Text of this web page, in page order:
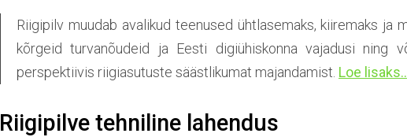
Riigipilv muudab avalikud teenused ühtlasemaks, kiiremaks ja
kõrgeid turvanõudeid ja Eesti digiühiskonna vajadusi ning
perspektiivis riigiasutuste säästlikumat majandamist. Loe lisaks..
Riigipilve tehniline lahendus